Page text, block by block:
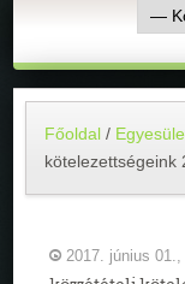
Főoldal /
kötelezettségeink
2017. június